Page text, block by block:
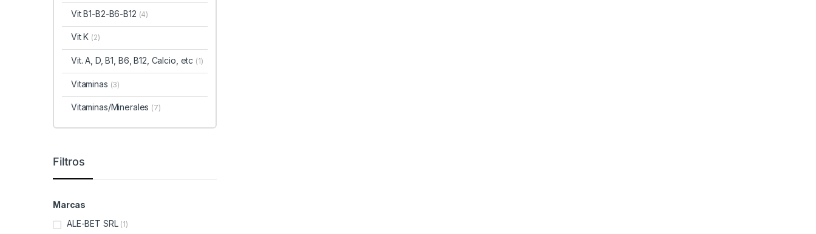
Vit B1-B2-B6-B12 (4)
Vit K (2)
Vit. A, D, B1, B6, B12, Calcio, etc (1)
Vitaminas (3)
Vitaminas/Minerales (7)
Filtros
Marcas
ALE-BET SRL (1)